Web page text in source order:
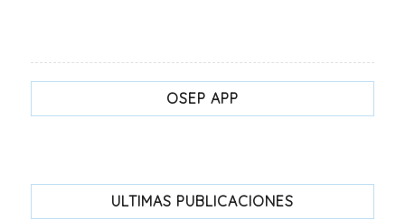
OSEP APP
ULTIMAS PUBLICACIONES